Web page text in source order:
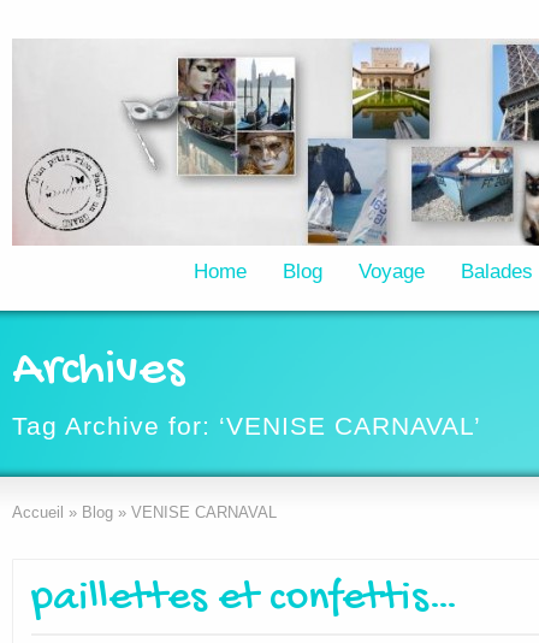
Home Blog Voyage Balades
Archives
Tag Archive for: ‘VENISE CARNAVAL’
Accueil » Blog » VENISE CARNAVAL
paillettes et confettis…